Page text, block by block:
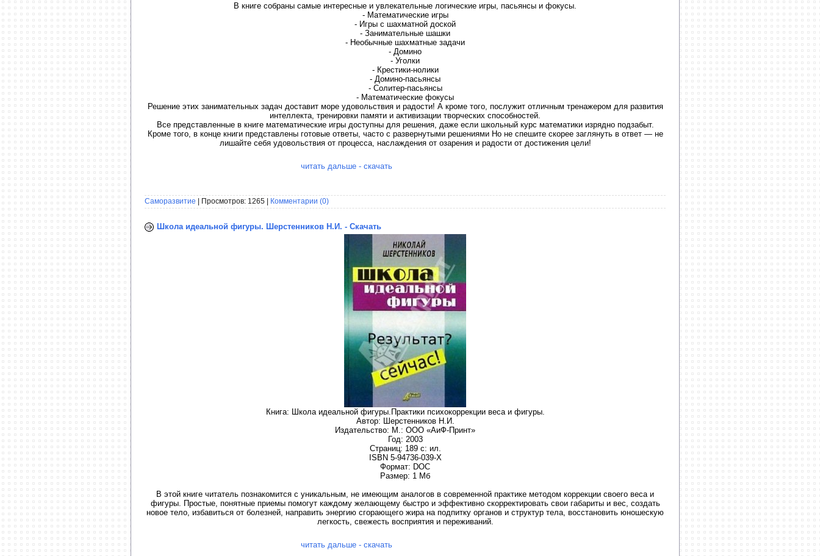
В книге собраны самые интересные и увлекательные логические игры, пасьянсы и фокусы.
- Математические игры
- Игры с шахматной доской
- Занимательные шашки
- Необычные шахматные задачи
- Домино
- Уголки
- Крестики-нолики
- Домино-пасьянсы
- Солитер-пасьянсы
- Математические фокусы
Решение этих занимательных задач доставит море удовольствия и радости! А кроме того, послужит отличным тренажером для развития
интеллекта, тренировки памяти и активизации творческих способностей.
Все представленные в книге математические игры доступны для решения, даже если школьный курс математики изрядно подзабыт.
Кроме того, в конце книги представлены готовые ответы, часто с развернутыми решениями Но не спешите скорее заглянуть в ответ — не
лишайте себя удовольствия от процесса, наслаждения от озарения и радости от достижения цели!
читать дальше - скачать
Саморазвитие | Просмотров: 1265 | Комментарии (0)
Школа идеальной фигуры. Шерстенников Н.И. - Скачать
Книга: Школа идеальной фигуры.Практики психокоррекции веса и фигуры.
Автор: Шерстенников Н.И.
Издательство: М.: ООО «АиФ-Принт»
Год: 2003
Страниц: 189 с: ил.
ISBN 5-94736-039-Х
Формат: DOC
Размер: 1 Мб
В этой книге читатель познакомится с уникальным, не имеющим аналогов в современной практике методом коррекции своего веса и
фигуры. Простые, понятные приемы помогут каждому желающему быстро и эффективно скорректировать свои габариты и вес, создать
новое тело, избавиться от болезней, направить энергию сгорающего жира на подпитку органов и структур тела, восстановить юношескую
легкость, свежесть восприятия и переживаний.
читать дальше - скачать